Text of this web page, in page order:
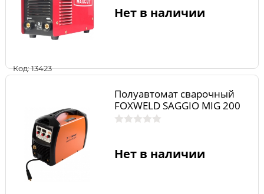
Код: 13423
Нет в наличии
Полуавтомат сварочный
FOXWELD SAGGIO MIG 200
Нет в наличии